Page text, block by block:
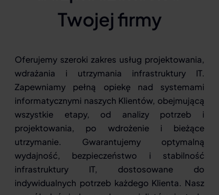
Twojej firmy
Oferujemy szeroki zakres usług projektowania,
wdrażania i utrzymania infrastruktury IT.
Zapewniamy pełną opiekę nad systemami
informatycznymi naszych Klientów, obejmującą
wszystkie etapy, od analizy potrzeb i
projektowania, po wdrożenie i bieżące
utrzymanie. Gwarantujemy optymalną
wydajność, bezpieczeństwo i stabilność
infrastruktury IT, dostosowane do
indywidualnych potrzeb każdego Klienta. Nasz